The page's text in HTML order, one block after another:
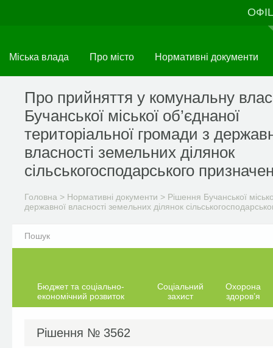
Міська влада Про місто Нормативні документи
Про прийняття у комунальну
Бучанської міської об’єднаної
територіальної громади з
власності земельних ділянок
сільськогосподарського
Головна > Нормативні документи > Рішення Бучанської
державної власності земельних ділянок
Бюджет та соціально-
економічний розвиток
Соціальний
захист
Охорона
здоров’я
Рішення № 3562